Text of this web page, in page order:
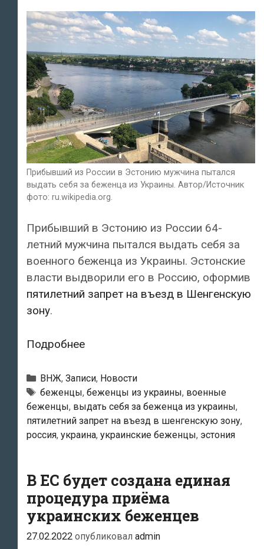
Прибывший из России в Эстонию мужчина пытался
выдать себя за беженца из Украины. Автор/Источник
фото: ru.wikipedia.org.
Прибывший в Эстонию из России 64-
летний мужчина пытался выдать себя за
военного беженца из Украины. Эстонские
власти выдворили его в Россию, оформив
пятилетний запрет на въезд в Шенгенскую
зону.
ПодробнееПрибывший
России
в
Эстонию
мужчина
пытался
себя
за
беженца
из
Украины
Рубрики
ВНЖ, Записи, Новости
Тэги
беженцы, беженцы из украины, военные
беженцы, выдать себя за беженца из украины,
пятилетний запрет на въезд в шенгенскую зону,
россия, украина, украинские беженцы, эстония
В ЕС будет создана единая
процедура приёма
украинских беженцев
27.02.2022 опубликовал admin